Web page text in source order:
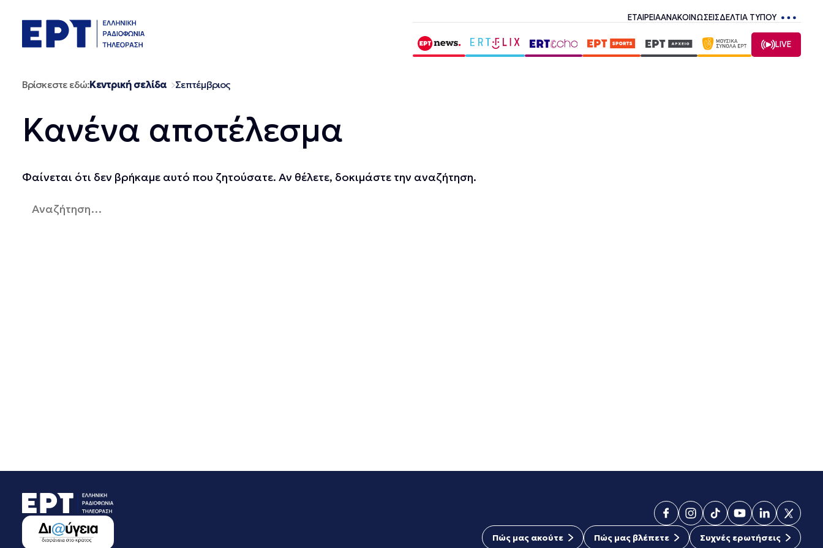
περιεχόμενο
ΕΤΑΙΡΕΙΑΑΝΑΚΟΙΝΩΣΕΙΣΔΕΛΤΙΑ ΤΥΠΟΥ
LIVE
Βρίσκεστε εδώ:Κεντρική σελίδα Σεπτέμβριος
Κανένα αποτέλεσμα
Φαίνεται ότι δεν βρήκαμε αυτό που ζητούσατε. Αν θέλετε, δοκιμάστε την αναζήτηση.
για:
Πώς μας ακούτε Πώς μας βλέπετε Συχνές ερωτήσεις